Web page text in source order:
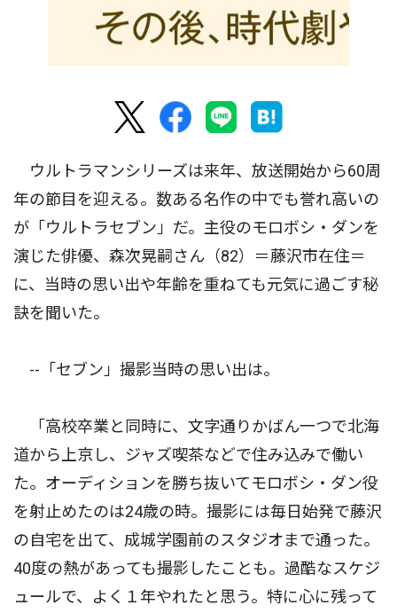
ウルトラマンシリーズは来年、放送開始から60周
年の節目を迎える。数ある名作の中でも誉れ高いの
が「ウルトラセブン」だ。主役のモロボシ・ダンを
演じた俳優、森次晃嗣さん（82）＝藤沢市在住＝
に、当時の思い出や年齢を重ねても元気に過ごす秘
訣を聞いた。
--「セブン」撮影当時の思い出は。
「高校卒業と同時に、文字通りかばん一つで北海
道から上京し、ジャズ喫茶などで住み込みで働い
た。オーディションを勝ち抜いてモロボシ・ダン役
を射止めたのは24歳の時。撮影には毎日始発で藤沢
の自宅を出て、成城学園前のスタジオまで通った。
40度の熱があっても撮影したことも。過酷なスケジ
ュールで、よく１年やれたと思う。特に心に残って